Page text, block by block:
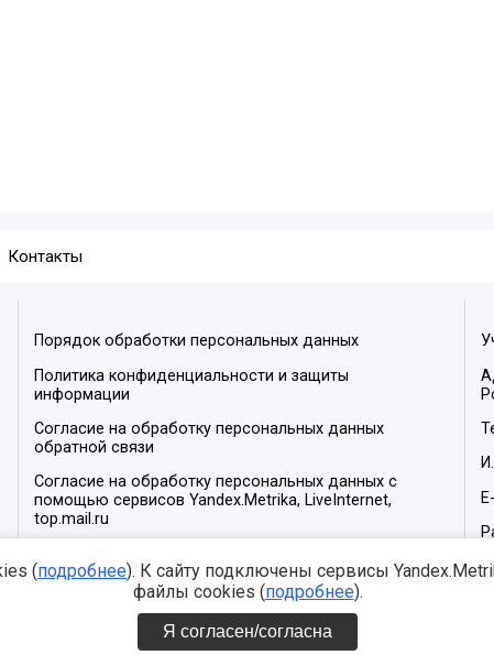
Контакты
Порядок обработки персональных данных
Политика конфиденциальности и защиты
информации
Согласие на обработку персональных данных
обратной связи
Согласие на обработку персональных данных с
помощью сервисов Yandex.Metrika, LiveInternet,
top.mail.ru
(подробнее). К сайту подключены сервисы
файлы cookies (подробнее).
Я согласен/согласна